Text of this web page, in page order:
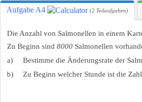
Aufgabe A4 (2 Teilaufgaben)
Die Anzahl von Salmonellen in einem
Zu Beginn sind 8000 Salmonellen
a)
Bestimme die Änderungsrate der
b)
Zu Beginn welcher Stunde ist die